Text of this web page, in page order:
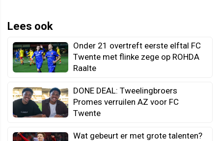
Lees ook
Onder 21 overtreft eerste elftal FC
Twente met flinke zege op ROHDA
Raalte
DONE DEAL: Tweelingbroers
Promes verruilen AZ voor FC
Twente
Wat gebeurt er met grote talenten?